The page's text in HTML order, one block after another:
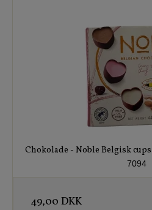
Chokolade - Noble Belgisk
7094
49,00 DKK